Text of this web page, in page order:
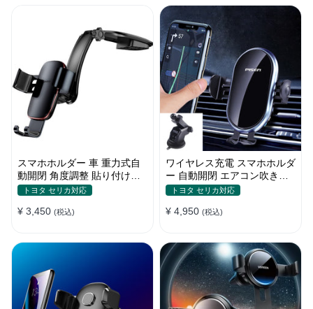
スマホホルダー 車 重力式自
動開閉 角度調整 貼り付けタ
イプ 片手操作 多機種対応
トヨタ セリカ対応
¥ 3,450 (税込)
ワイヤレス充電 スマホホルダ
ー 自動開閉 エアコン吹き出
し口式 全機種 車
トヨタ セリカ対応
¥ 4,950 (税込)